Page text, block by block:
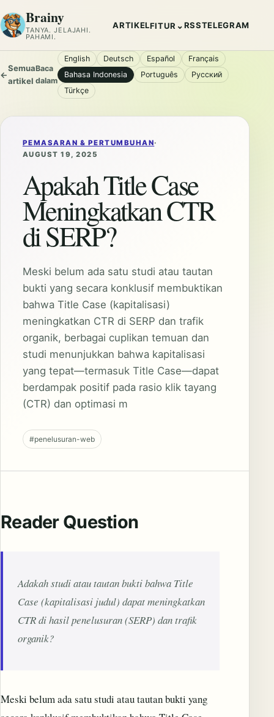
Brainy
TANYA. JELAJAHI.
PAHAMI.
ARTIKELFITUR ⌄RSSTELEGRAM
←
Semua
artikel
Baca
dalam
English Deutsch Español
Français
Bahasa Indonesia
Português
Русский
Türkçe
PEMASARAN & PERTUMBUHAN·
AUGUST 19, 2025
Apakah Title Case
Meningkatkan CTR
di SERP?
Meski belum ada satu studi atau tautan
bukti yang secara konklusif membuktikan
bahwa Title Case (kapitalisasi)
meningkatkan CTR di SERP dan trafik
organik, berbagai cuplikan temuan dan
studi menunjukkan bahwa kapitalisasi
yang tepat—termasuk Title Case—dapat
berdampak positif pada rasio klik tayang
(CTR) dan optimasi m
#penelusuran-web
Reader Question
Adakah studi atau tautan bukti bahwa Title
Case (kapitalisasi judul) dapat meningkatkan
CTR di hasil penelusuran (SERP) dan trafik
organik?
Meski belum ada satu studi atau tautan bukti yang